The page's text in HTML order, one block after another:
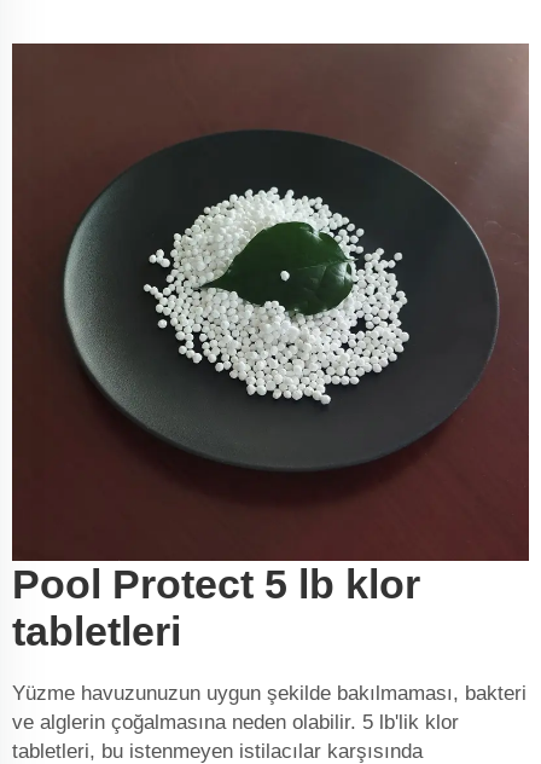
Pool Protect 5 lb klor
tabletleri
Yüzme havuzunuzun uygun şekilde bakılmaması, bakteri
ve alglerin çoğalmasına neden olabilir. 5 lb'lik klor
tabletleri, bu istenmeyen istilacılar karşısında